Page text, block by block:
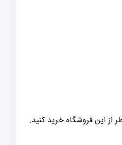
از این فروشگاه خرید کنید.